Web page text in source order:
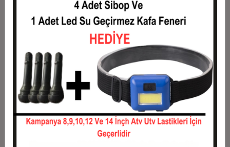
7.882,56 TL
3
5.622,89 TL
16.868,68 TL
4.296,00 TL
5
3.499,86 TL
17.499,28 TL
6
2.969,10 TL
17.814,59 TL
7
2.589,98 TL
18.129,89 TL
8
2.305,65 TL
18.445,19 TL
2.084,50 TL